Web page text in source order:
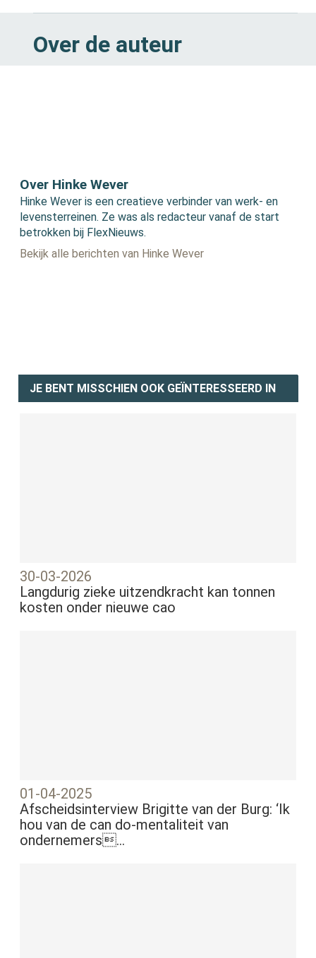
Over de auteur
Over Hinke Wever
Hinke Wever is een creatieve verbinder van werk- en
levensterreinen. Ze was als redacteur vanaf de start
betrokken bij FlexNieuws.
Bekijk alle berichten van Hinke Wever
JE BENT MISSCHIEN OOK GEÏNTERESSEERD IN
30-03-2026
Langdurig zieke uitzendkracht kan tonnen
kosten onder nieuwe cao
01-04-2025
Afscheidsinterview Brigitte van der Burg: ‘Ik
hou van de can do-mentaliteit van
ondernemers...